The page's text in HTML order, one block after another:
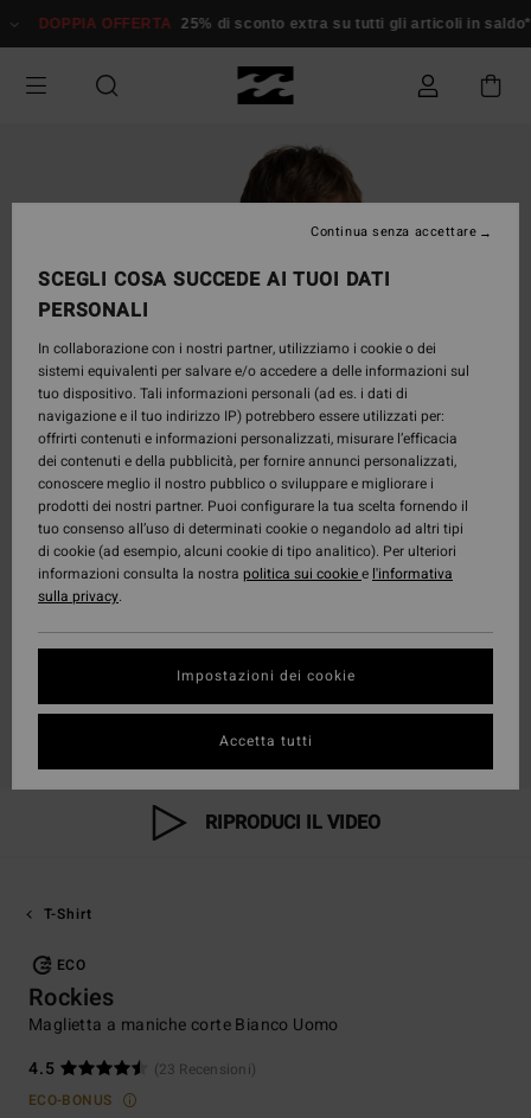
alle
prodotto
DOPPIA OFFERTA 25% di sconto extra su tutti gli articoli in
RIPRODUCI IL VIDEO
T-Shirt
ECO
Rockies
Maglietta a maniche corte Bianco Uomo
4.5
(23 Recensioni)
ECO-BONUS
SCEGLI COSA SUCCEDE AI TUOI DATI
PERSONALI
In collaborazione con i nostri partner, utilizziamo i cookie o dei
sistemi equivalenti per salvare e/o accedere a delle informazioni sul
tuo dispositivo. Tali informazioni personali (ad es. i dati di
navigazione e il tuo indirizzo IP) potrebbero essere utilizzati per:
offrirti contenuti e informazioni personalizzati, misurare l’efficacia
dei contenuti e della pubblicità, per fornire annunci personalizzati,
conoscere meglio il nostro pubblico o sviluppare e migliorare i
prodotti dei nostri partner. Puoi configurare la tua scelta fornendo il
tuo consenso all’uso di determinati cookie o negandolo ad altri tipi
di cookie (ad esempio, alcuni cookie di tipo analitico). Per ulteriori
informazioni consulta la nostra politica sui cookiee l'informativa
sulla privacy.
Impostazioni dei cookie
Continua senza accettare
Accetta tutti